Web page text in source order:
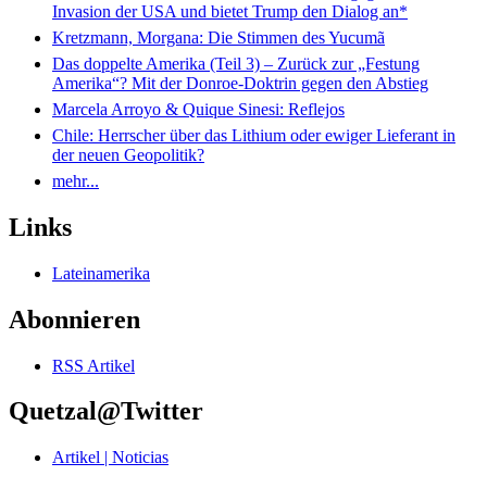
Invasion der USA und bietet Trump den Dialog an*
Kretzmann, Morgana: Die Stimmen des Yucumã
Das doppelte Amerika (Teil 3) – Zurück zur „Festung
Amerika“? Mit der Donroe-Doktrin gegen den Abstieg
Marcela Arroyo & Quique Sinesi: Reflejos
Chile: Herrscher über das Lithium oder ewiger Lieferant in
der neuen Geopolitik?
mehr...
Links
Lateinamerika
Abonnieren
RSS Artikel
Quetzal@Twitter
Artikel | Noticias